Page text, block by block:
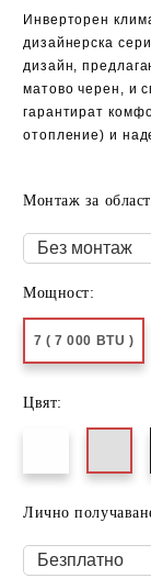
Инверторен
дизайнерска
дизайн,
матово черен, и
гарантират
отопление) и
Монтаж за
Мощност:
7 ( 7 000 BTU )
Цвят:
Лично